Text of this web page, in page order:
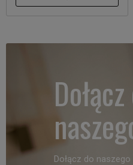
Dołącz do